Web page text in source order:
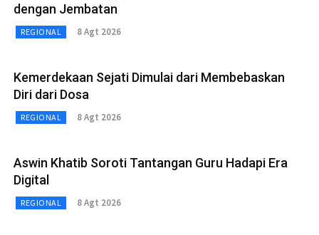
dengan Jembatan
REGIONAL 8 Agt 2026
Kemerdekaan Sejati Dimulai dari Membebaskan
Diri dari Dosa
REGIONAL 8 Agt 2026
Aswin Khatib Soroti Tantangan Guru Hadapi Era
Digital
REGIONAL 8 Agt 2026